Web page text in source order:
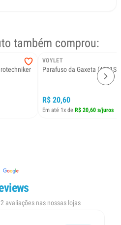
também comprou:
VOYLET
Parafuso da Gaxeta (4001S-
R$ 20,60
Em até 1x de R$ 20,60 s/juros
avaliações nas nossas lojas